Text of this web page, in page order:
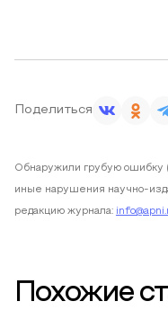
Поделиться
Обнаружили грубую ошибку
иные нарушения научно-
редакцию журнала:
Похожие